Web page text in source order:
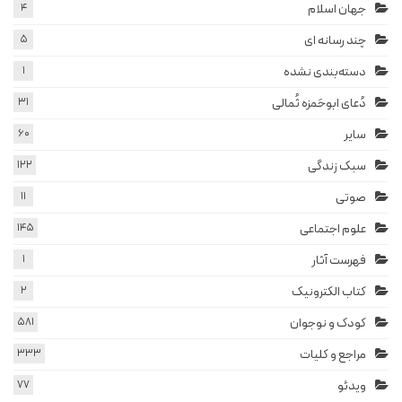
جهان اسلام 4
چند رسانه ای 5
دسته‌بندی نشده 1
دُعای ابوحَمزه ثُمالی 31
سایر 60
سبک زندگی 122
صوتی 11
علوم اجتماعی 145
فهرست آثار 1
کتاب الکترونیک 2
کودک و نوجوان 581
مراجع و کلیات 333
ویدئو 77